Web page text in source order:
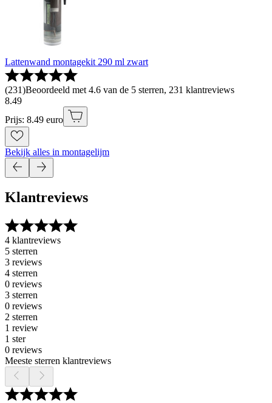
Lattenwand montagekit 290 ml zwart
(231)Beoordeeld met 4.6 van de 5 sterren, 231 klantreviews
8.49
Prijs: 8.49 euro
Bekijk alles in montagelijm
Klantreviews
4 klantreviews
5 sterren
3 reviews
4 sterren
0 reviews
3 sterren
0 reviews
2 sterren
1 review
1 ster
0 reviews
Meeste sterren klantreviews